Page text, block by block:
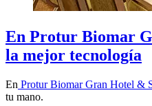
En Protur Biomar
la mejor tecnología
En Protur Biomar Gran Hotel &
tu mano.